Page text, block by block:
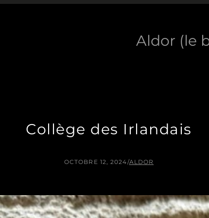
Aldor (le
Collège des Irlandais
OCTOBRE 12, 2024/ALDOR